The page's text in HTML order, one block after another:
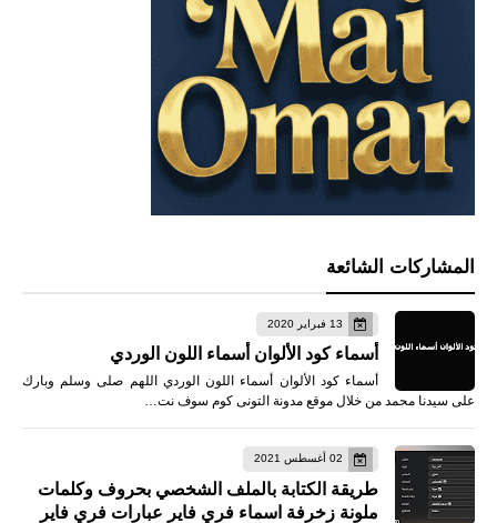
المشاركات الشائعة
13 فبراير 2020
أسماء كود الألوان أسماء اللون الوردي
أسماء كود الألوان أسماء اللون الوردي اللهم صلى وسلم وبارك
على سيدنا محمد من خلال موقع مدونة التونى كوم سوف نت…
02 أغسطس 2021
طريقة الكتابة بالملف الشخصي بحروف وكلمات
ملونة زخرفة اسماء فري فاير عبارات فري فاير